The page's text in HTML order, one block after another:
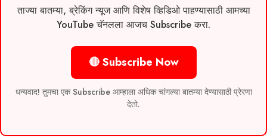
ताज्या बातम्या, ब्रेकिंग न्यूज आणि विशेष व्हिडिओ पाहण्यासाठी आमच्या
YouTube चॅनलला आजच Subscribe करा.
🔴 Subscribe Now
धन्यवाद! तुमचा एक Subscribe आम्हाला अधिक चांगल्या बातम्या देण्यासाठी प्रेरणा
देतो.